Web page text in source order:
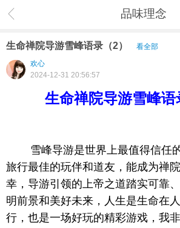
品味理念
生命禅院导游雪峰语录（2）
看全部
欢心
2024-12-31 20:56:57
生命禅院导游雪峰语
雪峰导游是世界上最值得信任的
旅行最佳的玩伴和道友，能成为禅
幸，导游引领的上帝之道踏实可靠
明前景和美好未来，人生是生命在
行，也是一场好玩的精彩游戏，我